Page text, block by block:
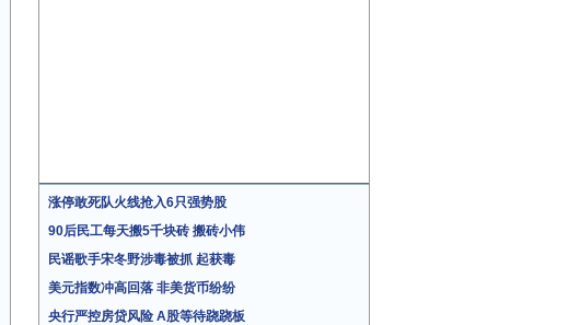
涨停敢死队火线抢入6只强势股
90后民工每天搬5千块砖 搬砖小伟
民谣歌手宋冬野涉毒被抓 起获毒
美元指数冲高回落 非美货币纷纷
央行严控房贷风险 A股等待跷跷板